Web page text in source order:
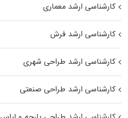
کارشناسی ارشد معماری
کارشناسی ارشد فرش
کارشناسی ارشد طراحی شهری
کارشناسی ارشد طراحی صنعتی